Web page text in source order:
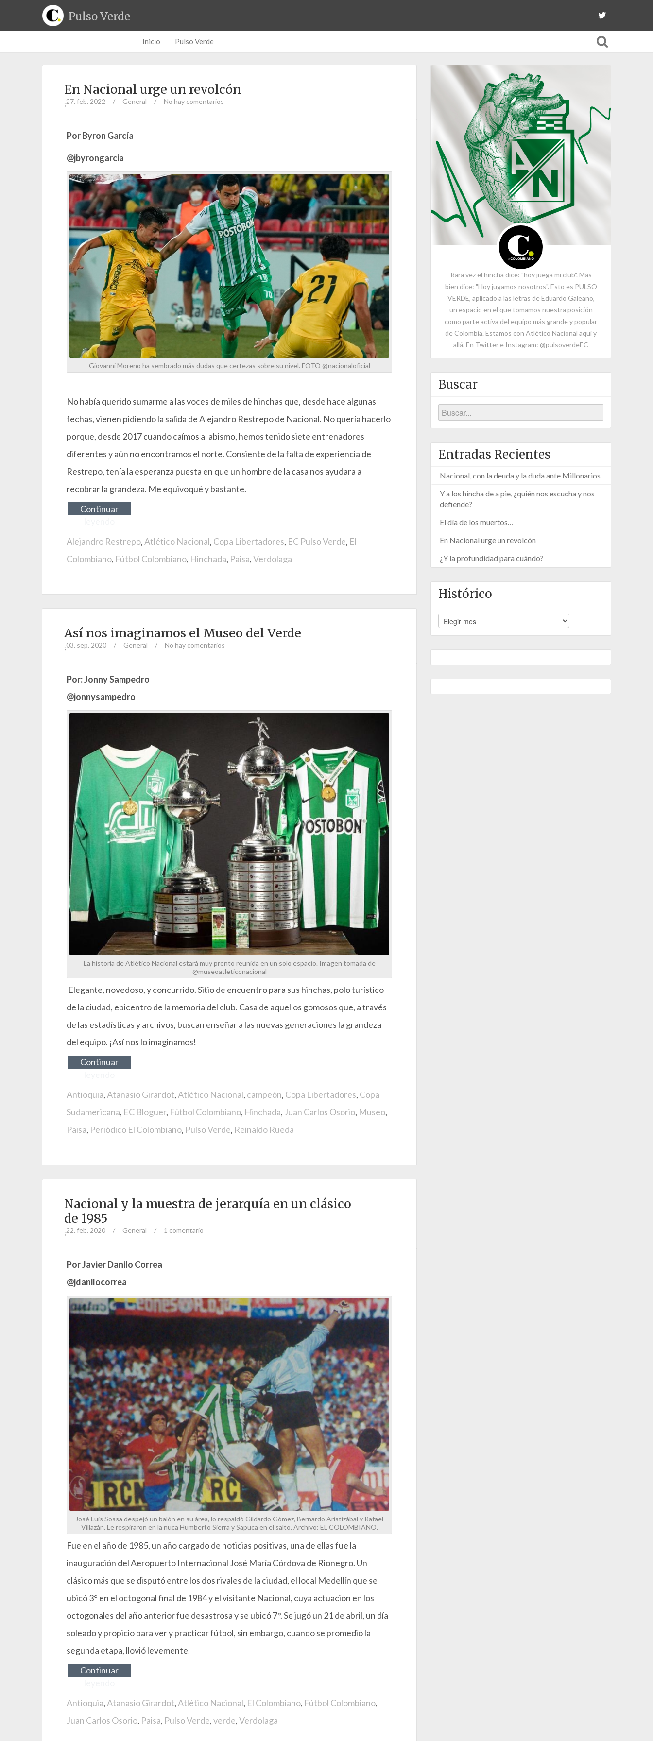
Pulso Verde
Inicio Pulso Verde
En Nacional urge un revolcón
;27. feb. 2022 / General / No hay comentarios
Por Byron García
@jbyrongarcia
Giovanni Moreno ha sembrado más dudas que certezas sobre su nivel. FOTO @nacionaloficial
No había querido sumarme a las voces de miles de hinchas que, desde hace algunas
fechas, vienen pidiendo la salida de Alejandro Restrepo de Nacional. No quería hacerlo
porque, desde 2017 cuando caímos al abismo, hemos tenido siete entrenadores
diferentes y aún no encontramos el norte. Consiente de la falta de experiencia de
Restrepo, tenía la esperanza puesta en que un hombre de la casa nos ayudara a
recobrar la grandeza. Me equivoqué y bastante.
Continuar
Alejandro Restrepo,Atlético Nacional, Copa Libertadores, EC Pulso Verde, El
Colombiano, Fútbol Colombiano, Hinchada, Paisa,Verdolaga
Así nos imaginamos el Museo del Verde
;03. sep. 2020 / General / No hay comentarios
Por: Jonny Sampedro
@jonnysampedro
La historia de Atlético Nacional estará muy pronto reunida en un solo espacio. Imagen tomada de
@museoatleticonacional
Elegante, novedoso, y concurrido. Sitio de encuentro para sus hinchas, polo turístico
de la ciudad, epicentro de la memoria del club. Casa de aquellos gomosos que, a través
de las estadísticas y archivos, buscan enseñar a las nuevas generaciones la grandeza
del equipo. ¡Así nos lo imaginamos!
Continuar
Antioquia,Atanasio Girardot,Atlético Nacional, campeón, Copa Libertadores, Copa
Sudamericana, EC Bloguer, Fútbol Colombiano, Hinchada, Juan Carlos Osorio, Museo,
Paisa, Periódico El Colombiano, Pulso Verde, Reinaldo Rueda
Nacional y la muestra de jerarquía en un clásico
de 1985
;22. feb. 2020 / General / 1 comentario
Por Javier Danilo Correa
@jdanilocorrea
José Luis Sossa despejó un balón en su área, lo respaldó Gildardo Gómez, Bernardo Aristizábal y Rafael
Villazán. Le respiraron en la nuca Humberto Sierra y Sapuca en el salto. Archivo: EL COLOMBIANO.
Fue en el año de 1985, un año cargado de noticias positivas, una de ellas fue la
inauguración del Aeropuerto Internacional José María Córdova de Rionegro. Un
clásico más que se disputó entre los dos rivales de la ciudad, el local Medellín que se
ubicó 3° en el octogonal final de 1984 y el visitante Nacional, cuya actuación en los
octogonales del año anterior fue desastrosa y se ubicó 7°. Se jugó un 21 de abril, un día
soleado y propicio para ver y practicar fútbol, sin embargo, cuando se promedió la
segunda etapa, llovió levemente.
Continuar
Antioquia,Atanasio Girardot,Atlético Nacional, El Colombiano, Fútbol Colombiano,
Juan Carlos Osorio, Paisa, Pulso Verde,verde,Verdolaga
Rara vez el hincha dice: "hoy juega mi club". Más
bien dice: "Hoy jugamos nosotros". Esto es PULSO
VERDE, aplicado a las letras de Eduardo Galeano,
un espacio en el que tomamos nuestra posición
como parte activa del equipo más grande y popular
de Colombia. Estamos con Atlético Nacional aquí y
allá. En Twitter e Instagram: @pulsoverdeEC
Buscar
Entradas Recientes
Nacional, con la deuda y la duda ante Millonarios
Y a los hincha de a pie, ¿quién nos escucha y nos
defiende?
El día de los muertos…
En Nacional urge un revolcón
¿Y la profundidad para cuándo?
Histórico